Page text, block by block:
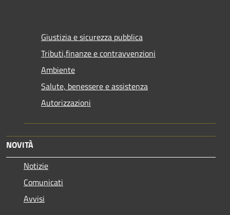
Giustizia e sicurezza pubblica
Tributi,finanze e contravvenzioni
Ambiente
Salute, benessere e assistenza
Autorizzazioni
NOVITÀ
Notizie
Comunicati
Avvisi